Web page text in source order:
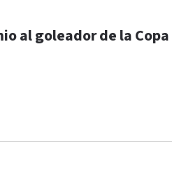
al goleador de la Copa